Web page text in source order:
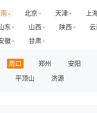
北京 天津
上
东 山西 陕西
徽 甘肃
周口 郑州
安阳
平顶山 济源